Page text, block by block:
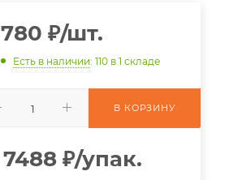
780 ₽/шт.
Есть в наличии: 110 в 1 складе
В КОРЗИНУ
7488 ₽/упак.